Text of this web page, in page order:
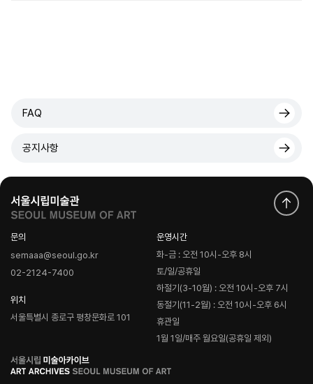
FAQ
공지사항
문의
semaaa@seoul.go.kr
02-2124-7400
위치
서울특별시 종로구 평창문화로 101
운영시간
화-금 : 오전 10시-오후 8시
토/일/공휴일
하절기(3-10월) : 오전 10시-오후 7시
동절기(11-2월) : 오전 10시-오후 6시
휴관일
1월 1일/매주 월요일(공휴일 제외)
로
고